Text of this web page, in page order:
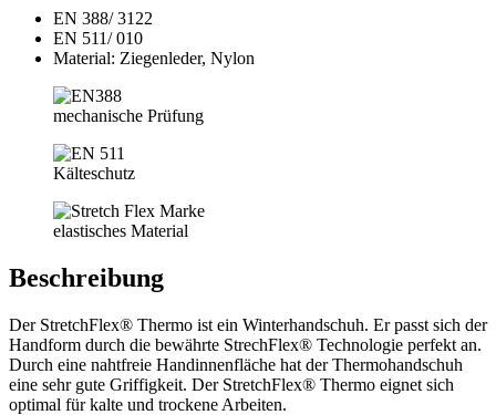
EN 388/ 3122
EN 511/ 010
Material: Ziegenleder, Nylon
mechanische Prüfung
Kälteschutz
elastisches Material
Beschreibung
Der StretchFlex® Thermo ist ein Winterhandschuh. Er passt sich der
Handform durch die bewährte StrechFlex® Technologie perfekt an.
Durch eine nahtfreie Handinnenfläche hat der Thermohandschuh
eine sehr gute Griffigkeit. Der StretchFlex® Thermo eignet sich
optimal für kalte und trockene Arbeiten.